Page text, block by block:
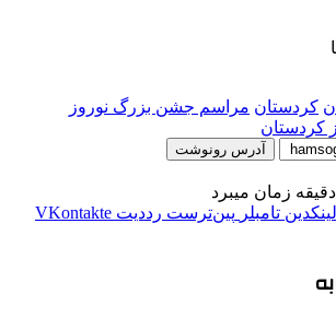
كردستان مراسم جشن بزرگ نوروز
کردستان
آدرس رونوشت
لینکدین ‫تامبلر ‫پین‌ترست ‫رددیت ‫VKontakte